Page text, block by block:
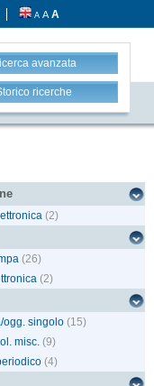
A A A
avanzata
ricerche
(2)
(26)
(2)
ogg. singolo (15)
misc. (9)
(4)